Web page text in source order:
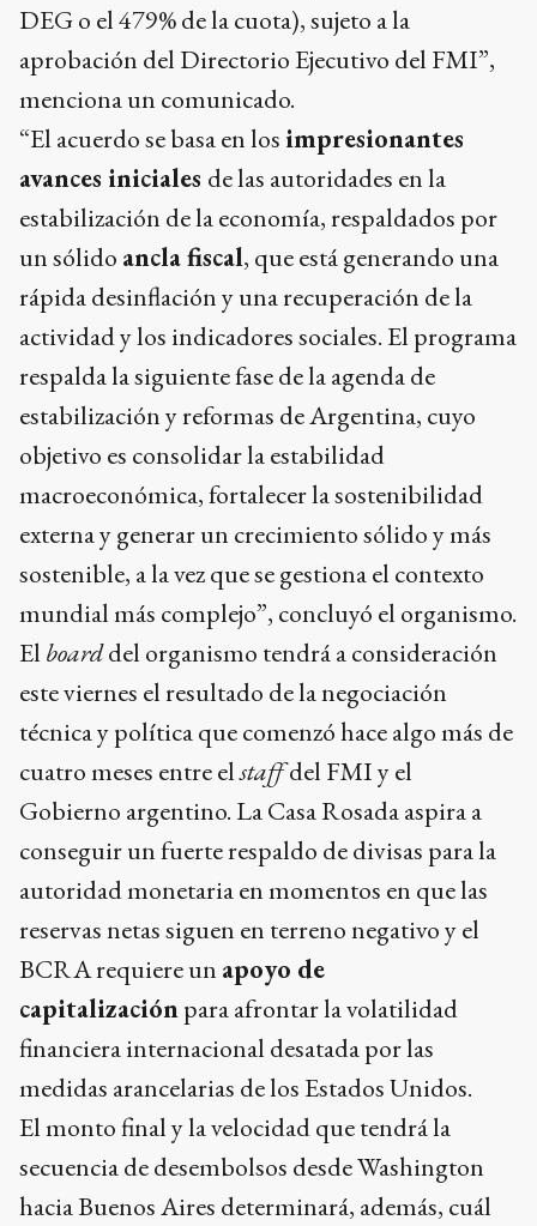
DEG o el 479% de la cuota), sujeto a la
aprobación del Directorio Ejecutivo del FMI”,
menciona un comunicado.
“El acuerdo se basa en los impresionantes
avances iniciales de las autoridades en la
estabilización de la economía, respaldados por
un sólido ancla fiscal, que está generando una
rápida desinflación y una recuperación de la
actividad y los indicadores sociales. El programa
respalda la siguiente fase de la agenda de
estabilización y reformas de Argentina, cuyo
objetivo es consolidar la estabilidad
macroeconómica, fortalecer la sostenibilidad
externa y generar un crecimiento sólido y más
sostenible, a la vez que se gestiona el contexto
mundial más complejo”, concluyó el organismo.
El boarddel organismo tendrá a consideración
este viernes el resultado de la negociación
técnica y política que comenzó hace algo más de
cuatro meses entre elstaffdel FMI y el
Gobierno argentino. La Casa Rosada aspira a
conseguir un fuerte respaldo de divisas para la
autoridad monetaria en momentos en que las
reservas netas siguen en terreno negativo y el
BCRA requiere un apoyo de
capitalizaciónpara afrontar la volatilidad
financiera internacional desatada por las
medidas arancelarias de los Estados Unidos.
El monto final y la velocidad que tendrá la
secuencia de desembolsos desde Washington
hacia Buenos Aires determinará, además, cuál